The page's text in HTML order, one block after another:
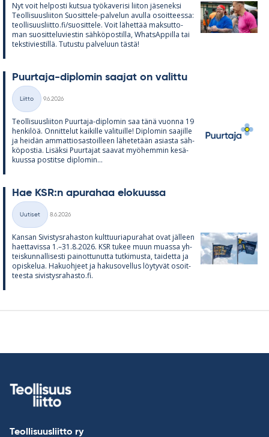
Nyt voit hel­posti kut­sua työ­ka­ve­risi lii­ton jä­se­neksi
Teol­li­suus­lii­ton Suo­sit­tele-pal­ve­lun avulla osoit­teessa:
teol­li­suus­liitto.fi/suo­sit­tele. Voit lä­het­tää mak­sut­to­
man suo­sit­te­lu­vies­tin säh­kö­pos­tilla, What­sAp­pilla tai
teks­ti­vies­tillä. Tu­tustu pal­ve­luun tästä!
Puur­taja-diplo­min saa­jat on va­littu
Kategoriat
Liitto
9.6.2026
Teol­li­suus­lii­ton Puur­taja-diplo­min saa tänä vuonna 19
hen­ki­löä. On­nit­te­lut kai­kille va­li­tuille! Diplo­min saa­jille
ja hei­dän am­mat­tio­sas­toil­leen lä­he­te­tään asiasta säh­
kö­pos­tia. Li­säksi Puur­ta­jat saa­vat myö­hem­min ke­sä­
kuussa pos­titse diplo­min...
Hae KSR:n apu­ra­haa elo­kuussa
Kategoriat
Uutiset
8.6.2026
Kan­san Si­vis­tys­ra­has­ton kult­tuu­ria­pu­ra­hat ovat jäl­leen
haet­ta­vissa 1.–31.8.2026. KSR tu­kee muun muassa yh­
teis­kun­nal­li­sesti pai­not­tu­nutta tut­ki­musta, tai­detta ja
opis­ke­lua. Ha­kuoh­jeet ja ha­kuso­vel­lus löy­ty­vät osoit­
teesta si­vis­tys­ra­hasto.fi.
Teollisuusliitto ry